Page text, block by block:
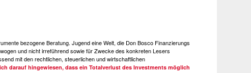
bezogene Beratung. Jugend eine Welt, die Don Bosco Finanzierungs
und nicht irreführend sowie für Zwecke des konkreten Lesers
mit den rechtlichen, steuerlichen und wirtschaftlichen
darauf hingewiesen, dass ein Totalverlust des Investments möglich